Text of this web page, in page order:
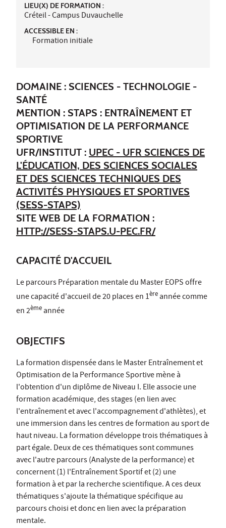
LIEU(X) DE FORMATION :
Créteil - Campus Duvauchelle
ACCESSIBLE EN :
Formation initiale
DOMAINE : SCIENCES - TECHNOLOGIE -
SANTÉ
MENTION : STAPS : ENTRAÎNEMENT ET
OPTIMISATION DE LA PERFORMANCE
SPORTIVE
UFR/INSTITUT : UPEC - UFR SCIENCES DE
L'ÉDUCATION, DES SCIENCES SOCIALES
ET DES SCIENCES TECHNIQUES DES
ACTIVITÉS PHYSIQUES ET SPORTIVES
(SESS-STAPS)
SITE WEB DE LA FORMATION :
HTTP://SESS-STAPS.U-PEC.FR/
CAPACITÉ D'ACCUEIL
Le parcours Préparation mentale du Master EOPS offre
une capacité d'accueil de 20 places en 1èreannée comme
en 2èmeannée
OBJECTIFS
La formation dispensée dans le Master Entraînement et
Optimisation de la Performance Sportive mène à
l'obtention d'un diplôme de Niveau I. Elle associe une
formation académique, des stages (en lien avec
l'entraînement et avec l'accompagnement d'athlètes), et
une immersion dans les centres de formation au sport de
haut niveau. La formation développe trois thématiques à
part égale. Deux de ces thématiques sont communes
avec l'autre parcours (Analyste de la performance) et
concernent (1) l'Entraînement Sportif et (2) une
formation à et par la recherche scientifique. A ces deux
thématiques s'ajoute la thématique spécifique au
parcours choisi et donc en lien avec la préparation
mentale.